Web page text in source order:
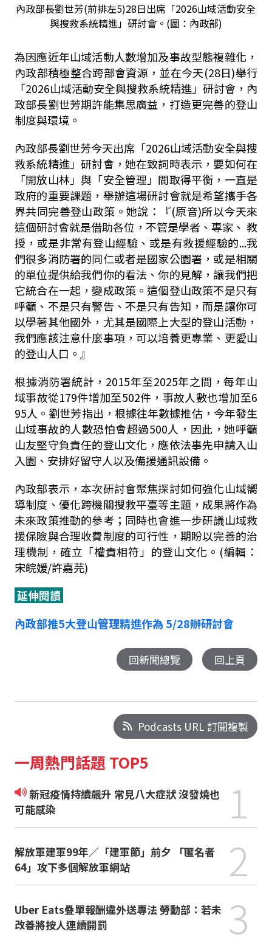
內政部長劉世芳(前排左5)28日出席「2026山域活動安全
與搜救系統精進」研討會。(圖：內政部)
為因應近年山域活動人數增加及事故型態複雜化，
內政部積極整合跨部會資源，並在今天(28日)舉行
「2026山域活動安全與搜救系統精進」研討會，內
政部長劉世芳期許能集思廣益，打造更完善的登山
制度與環境。
內政部長劉世芳今天出席「2026山域活動安全與搜
救系統精進」研討會，她在致詞時表示，要如何在
「開放山林」與「安全管理」間取得平衡，一直是
政府的重要課題，舉辦這場研討會就是希望攜手各
界共同完善登山政策。她說：『(原音)所以今天來
這個研討會就是借助各位，不管是學者、專家、 教
授，或是非常有登山經驗、或是有救援經驗的...我
們很多消防署的同仁或者是國家公園署，或是相關
的單位提供給我們你的看法、你的見解，讓我們把
它統合在一起，變成政策。這個登山政策不是只有
呼籲、不是只有警告、不是只有告知，而是讓你可
以學著其他國外，尤其是國際上大型的登山活動，
我們應該注意什麼事項，可以培養更專業、更愛山
的登山人口。』
根據消防署統計，2015年至2025年之間，每年山
域事故從179件增加至502件，事故人數也增加至6
95人。劉世芳指出，根據往年數據推估，今年發生
山域事故的人數恐怕會超過500人，因此，她呼籲
山友堅守負責任的登山文化，應依法事先申請入山
入園、安排好留守人以及備援通訊設備。
內政部表示，本次研討會聚焦探討如何強化山域嚮
導制度、優化跨機關搜救平臺等主題，成果將作為
未來政策推動的參考；同時也會進一步研議山域救
援保險與合理收費制度的可行性，期盼以完善的治
理機制，確立「權責相符」的登山文化。(編輯：
宋皖媛/許嘉芫)
延伸閱讀
內政部推5大登山管理精進作為 5/28辦研討會
回新聞總覽 回上頁
Podcasts URL 訂閱複製
一周熱門話題 TOP5
新冠疫情持續飆升 常見八大症狀 沒發燒也
可能感染
1
解放軍建軍99年／「建軍節」前夕 「匿名者
64」攻下多個解放軍網站
2
Uber Eats疊單報酬違外送專法 勞動部：若未
改善將按人連續開罰
3